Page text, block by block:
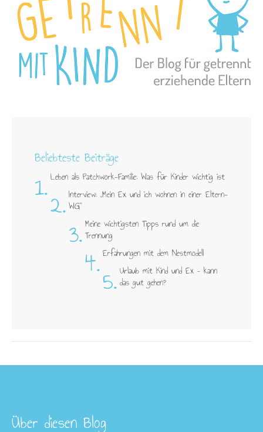
Beliebteste Beiträge
1. Leben als Patchwork-Familie: Was für Kinder wichtig ist
2. Interview: „Mein Ex und ich wohnen in einer Eltern-
WG"
3. Meine wichtigsten Tipps rund um die
Trennung
4. Erfahrungen mit dem Nestmodell
5. Urlaub mit Kind und Ex – kann
das gut gehen?
Über diesen Blog